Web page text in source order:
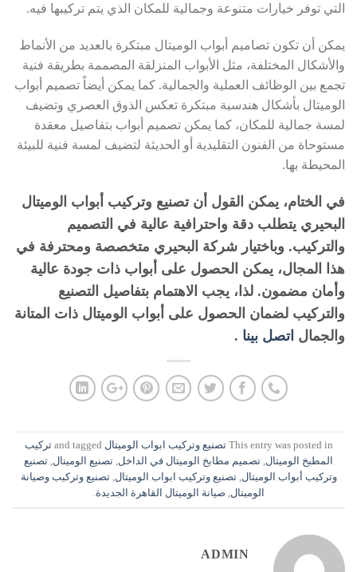
التي توفر خيارات متنوعة وجمالية للمكان الذي يتم تركيبها فيه.
يمكن أن تكون تصاميم أبواب الوميتال مبتكرة بالعديد من الأنماط
والأشكال المختلفة، مثل الأبواب المنزلقة المصممة بطريقة فنية
تجمع بين الوظائف العملية والجمالية. كما يمكن أيضاً تصميم أبواب
الوميتال بأشكال هندسية مبتكرة تعكس الذوق العصري وتضيف
لمسة جمالية للمكان، كما يمكن تصميم أبواب بتفاصيل معقدة
مستوحاة من الفنون التقليدية أو الحديثة لتضيف لمسة فنية للبيئة
المحيطة بها.
في الختام، يمكن القول أن تصنيع وتركيب أبواب الوميتال
البحيري يتطلب دقة واحترافية عالية في التصميم
والتركيب. وباختيار شركة البحيري متخصصة ومحترفة في
هذا المجال، يمكن الحصول على أبواب ذات جودة عالية
وأمان مضمون. لذا، يجب الاهتمام بتفاصيل التصنيع
والتركيب لضمان الحصول على أبواب الوميتال ذات المتانة
والجمال اتصل بينا .
This entry was posted in تصنيع وتركيب ابواب الوميتال
تركيب
المطبخ الوميتال, تصميم مطابخ الوميتال في الداخل, تصنيع الوميتال, تصنيع
وتركيب أبواب الوميتال,تصنيع وتركيب ابواب الوميتال,تصنيع وتركيب وصيانة
الوميتال, صيانة الوميتال القاهرة الجديدة.
ADMIN